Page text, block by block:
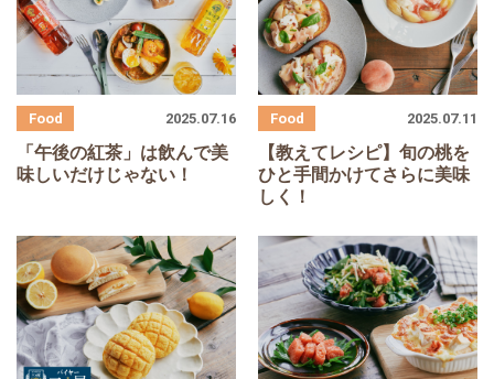
「午後の紅茶」は飲んで美
味しいだけじゃない！
2025.07.16
【教えてレシピ】旬の桃を
ひと手間かけてさらに美味
しく！
2025.07.11